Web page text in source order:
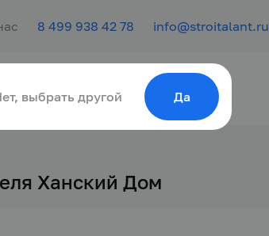
8 499 938 42 78 info@stroitalant.ru
Для молодёжи
Ханский Дом
выбрать другой Да